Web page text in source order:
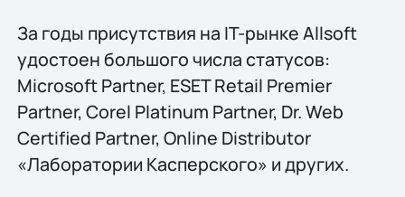
За годы присутствия на IT-рынке Allsoft
удостоен большого числа статусов:
Microsoft Partner, ESET Retail Premier
Partner, Corel Platinum Partner, Dr. Web
Certified Partner, Online Distributor
«Лаборатории Касперского» и других.